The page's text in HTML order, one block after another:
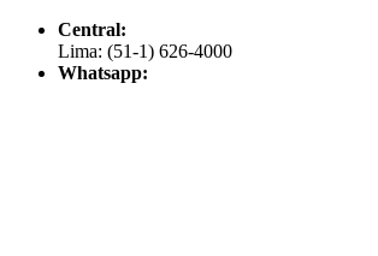
Central:
Lima: (51-1) 626-4000
Whatsapp: